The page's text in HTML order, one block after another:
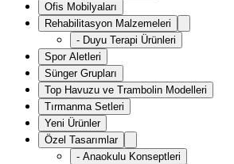
Ofis Mobilyaları
Rehabilitasyon Malzemeleri
- Duyu Terapi Ürünleri
Spor Aletleri
Sünger Grupları
Top Havuzu ve Trambolin Modelleri
Tırmanma Setleri
Yeni Ürünler
Özel Tasarımlar
- Anaokulu Konseptleri